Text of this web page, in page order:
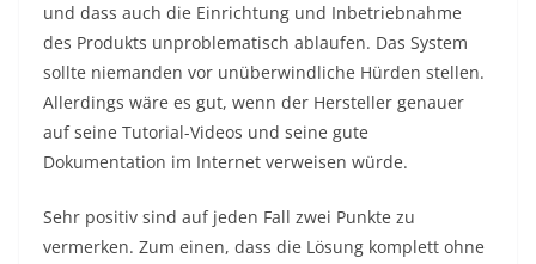
und dass auch die Einrichtung und Inbetriebnahme
des Produkts unproblematisch ablaufen. Das System
sollte niemanden vor unüberwindliche Hürden stellen.
Allerdings wäre es gut, wenn der Hersteller genauer
auf seine Tutorial-Videos und seine gute
Dokumentation im Internet verweisen würde.
Sehr positiv sind auf jeden Fall zwei Punkte zu
vermerken. Zum einen, dass die Lösung komplett ohne